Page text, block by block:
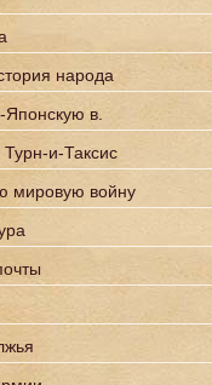
народа
Японскую в.
и-Таксис
мировую войну